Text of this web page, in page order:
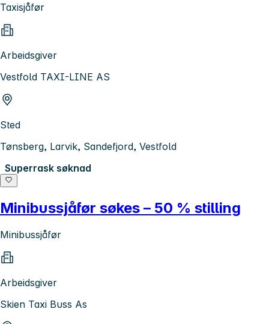
Taxisjåfør
Arbeidsgiver
Vestfold TAXI-LINE AS
Sted
Tønsberg, Larvik, Sandefjord, Vestfold
Superrask søknad
Minibussjåfør søkes – 50 % stilling
Minibussjåfør
Arbeidsgiver
Skien Taxi Buss As